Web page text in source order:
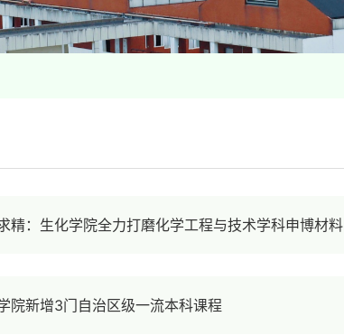
精：生化学院全力打磨化学工程与技术学科申博材料
院新增3门自治区级一流本科课程